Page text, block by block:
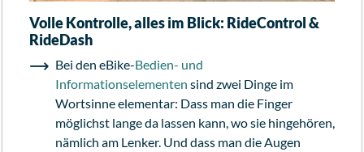
Volle Kontrolle, alles im Blick: RideControl &
RideDash
Bei den eBike-Bedien- und
Informationselementen sind zwei Dinge im
Wortsinne elementar: Dass man die Finger
möglichst lange da lassen kann, wo sie hingehören,
nämlich am Lenker. Und dass man die Augen